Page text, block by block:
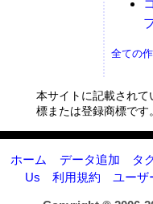
全ての
本サイトに記載され
標または登録商標です。
ホーム データ追加 タ
Us
利用規約 ユーザ